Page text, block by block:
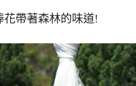
花帶著森林的味道!